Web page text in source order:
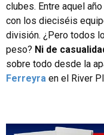
clubes. Entre aquel
con los dieciséis
división. ¿Pero todos
peso? Ni de
sobre todo desde la
Ferreyra en el River